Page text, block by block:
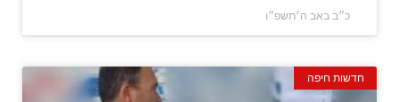
כ״ב באב ה׳תשפ״ו
חדשות חיפה